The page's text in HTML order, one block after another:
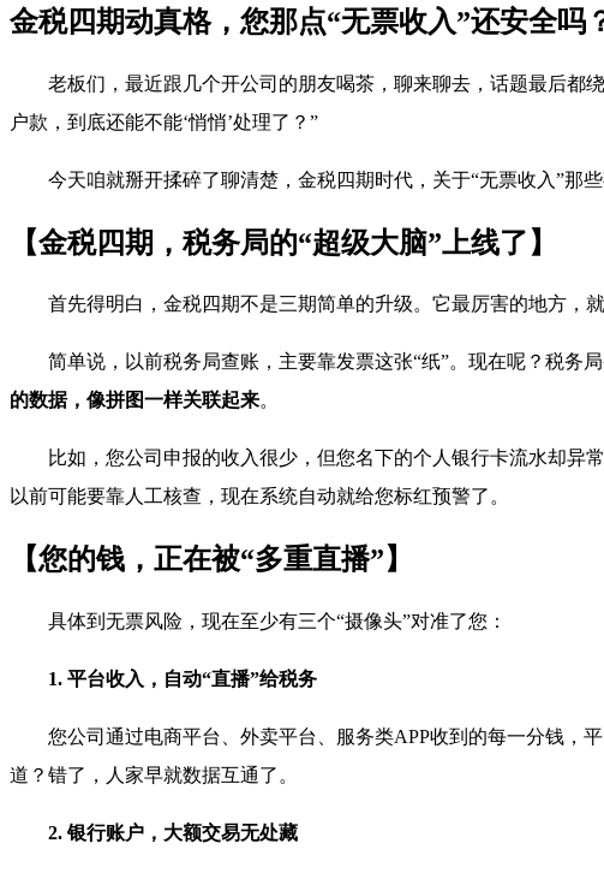
金税四期动真格，您那点“无票收入”还安全吗
老板们，最近跟几个开公司的朋友喝茶，聊来聊去，话题最后都绕
户款，到底还能不能‘悄悄’处理了？”
今天咱就掰开揉碎了聊清楚，金税四期时代，关于“无票收入”那
【金税四期，税务局的“超级大脑”上线了】
首先得明白，金税四期不是三期简单的升级。它最厉害的地方，
简单说，以前税务局查账，主要靠发票这张“纸”。现在呢？税务
的数据，像拼图一样关联起来。
比如，您公司申报的收入很少，但您名下的个人银行卡流水却异
以前可能要靠人工核查，现在系统自动就给您标红预警了。
【您的钱，正在被“多重直播”】
具体到无票风险，现在至少有三个“摄像头”对准了您：
1. 平台收入，自动“直播”给税务
您公司通过电商平台、外卖平台、服务类APP收到的每一分钱，平
道？错了，人家早就数据互通了。
2. 银行账户，大额交易无处藏